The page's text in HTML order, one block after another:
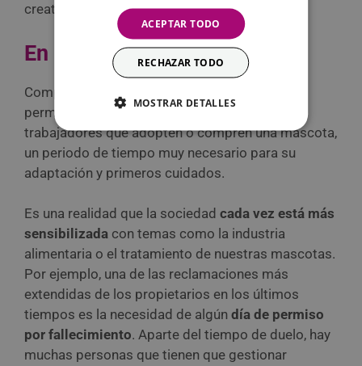
creatividad y productividad.
En nuestro país
Compañías como
permiso retribuido de una semana a los
trabajadores que adopten o compren una mascota,
un periodo de tiempo muy necesario para su
adaptación y primeros cuidados.
Es una realidad que la sociedad cada vez está más
sensibilizada con temas como la industria
alimentaria o el tratamiento de nuestras mascotas.
Por ejemplo, una de las reclamaciones más
extendidas de los propietarios en los últimos
tiempos es la necesidad de algún día de permiso
por fallecimiento. Aparte del tiempo de duelo, hay
muchas personas que tienen que gestionar
ACEPTAR TODO
RECHAZAR TODO
MOSTRAR DETALLES